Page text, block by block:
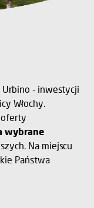
Urbino - inwestycji
Włochy.
wybrane
Na miejscu
Państwa